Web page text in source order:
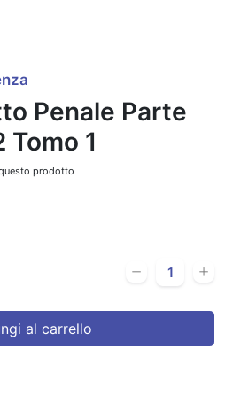
Penale Parte
Tomo 1
prodotto
al carrello